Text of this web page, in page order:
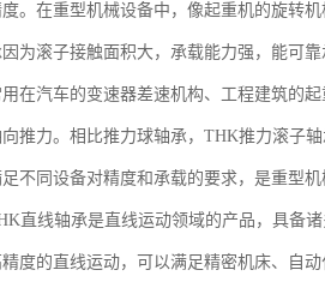
。在重型机械设备中，像起重机的旋转
为滚子接触面积大，承载能力强，能可靠
在汽车的变速器差速机构、工程建筑的
推力。相比推力球轴承，THK推力滚子
足不同设备对精度和承载的要求，是重型
直线轴承是直线运动领域的产品，具备
度的直线运动，可以满足精密机床、自